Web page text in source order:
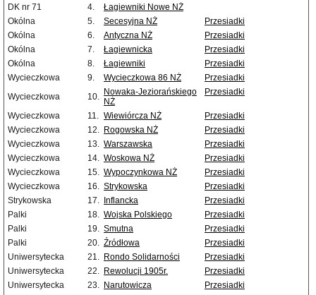
DK nr 71
4.
Łagiewniki Nowe NŻ
Okólna
5. Secesyjna NŻ
Przesiadki
Okólna
6. Antyczna NŻ
Przesiadki
Okólna
7. Łagiewnicka
Przesiadki
Okólna
8. Łagiewniki
Przesiadki
Wycieczkowa
9. Wycieczkowa 86 NŻ
Przesiadki
Wycieczkowa
10. Nowaka-Jeziorańskiego
NŻ
Przesiadki
Wycieczkowa 11. Wiewiórcza NŻ
Przesiadki
Wycieczkowa
12. Rogowska NŻ
Przesiadki
Wycieczkowa
13. Warszawska
Przesiadki
Wycieczkowa
14. Woskowa NŻ
Przesiadki
Wycieczkowa
15. Wypoczynkowa NŻ
Przesiadki
Wycieczkowa
16. Strykowska
Przesiadki
Strykowska
17. Inflancka
Przesiadki
Palki
18. Wojska Polskiego
Przesiadki
Palki
19. Smutna
Przesiadki
Palki
20. Źródłowa
Przesiadki
Uniwersytecka
21. Rondo Solidarności
Przesiadki
Uniwersytecka
22. Rewolucji 1905r.
Przesiadki
Uniwersytecka
23. Narutowicza
Przesiadki